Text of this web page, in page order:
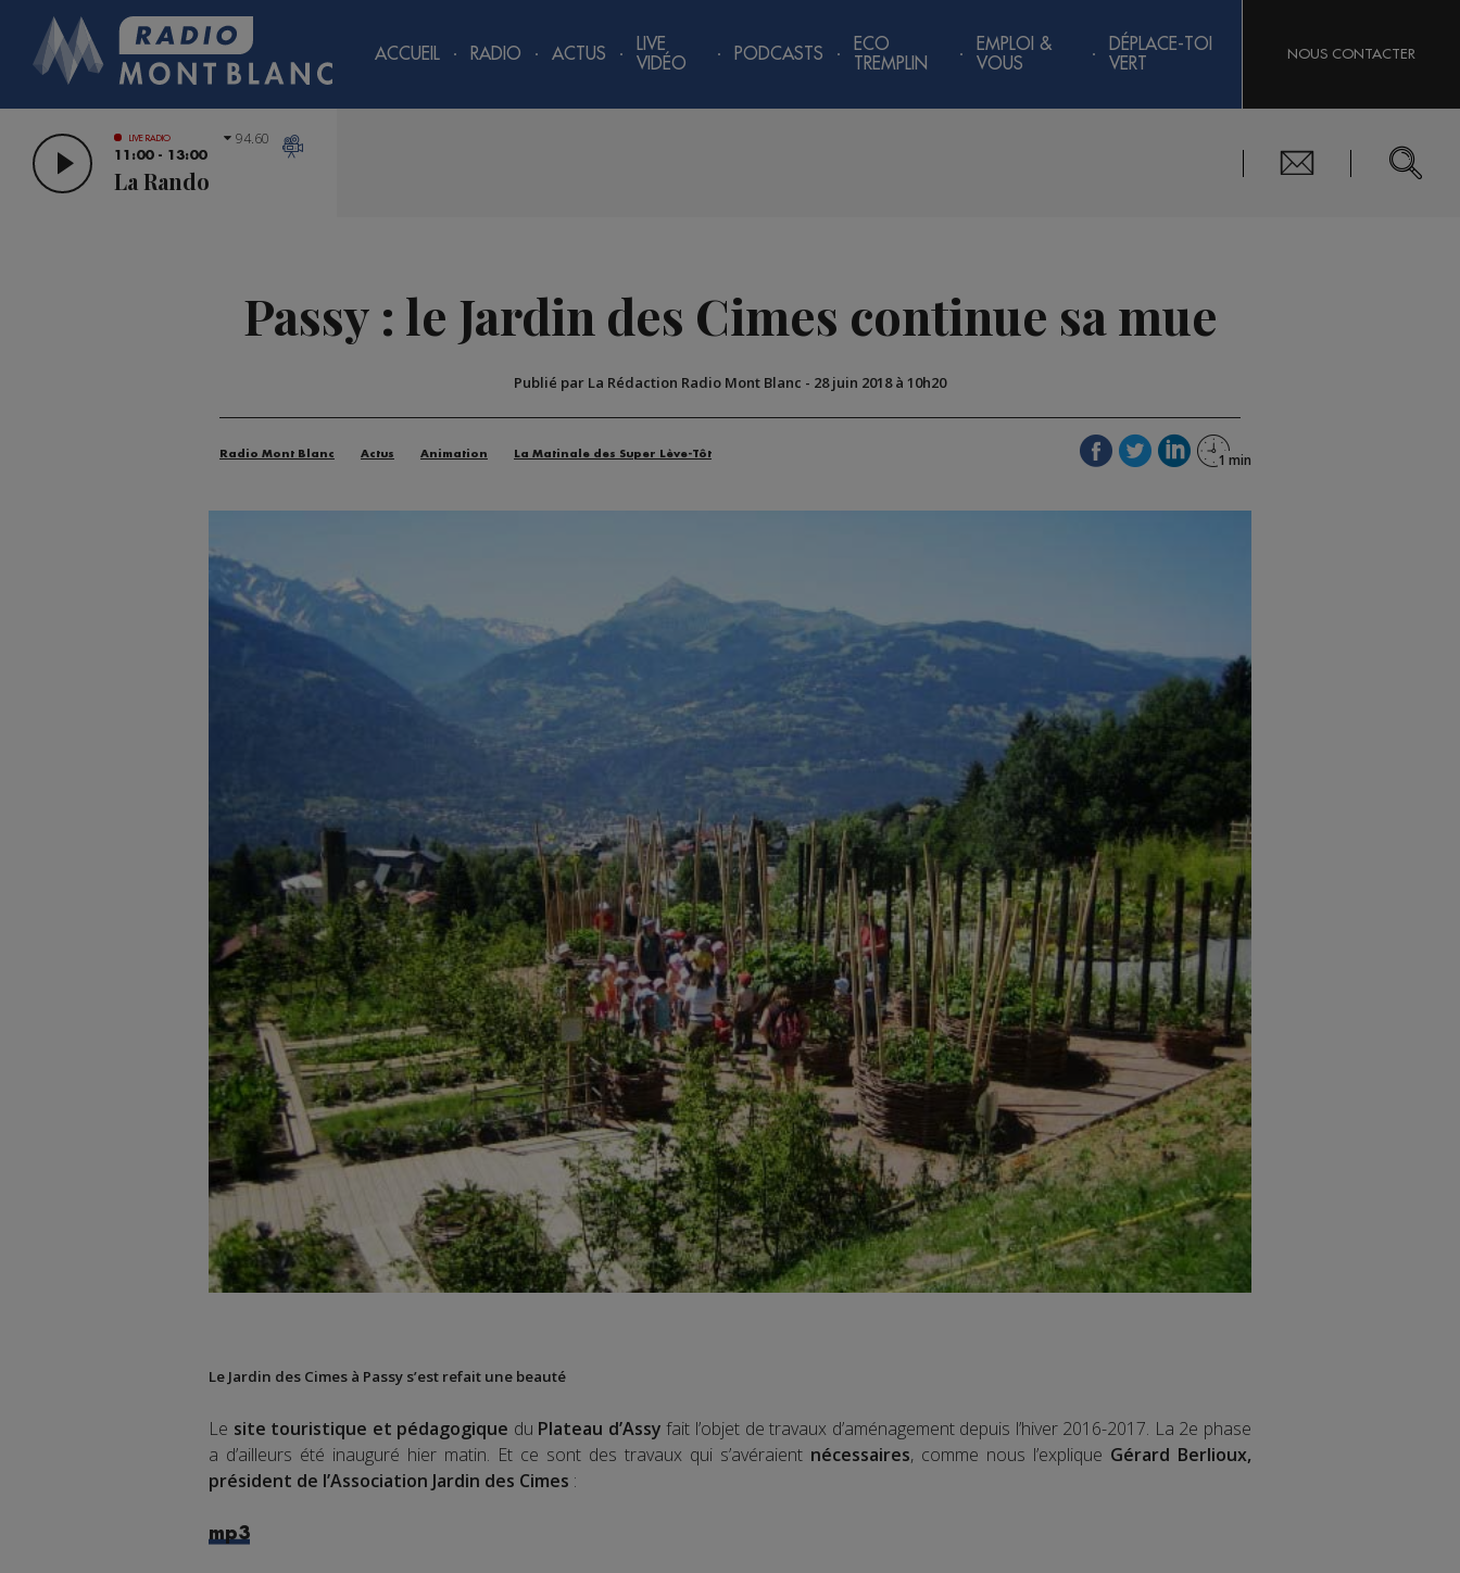
ACCUEIL RADIO ACTUS
LIVE
VIDÉO
PODCASTS
ECO
TREMPLIN
EMPLOI &
VOUS
DÉPLACE-TOI
VERT
NOUS CONTACTER
LIVE RADIO
11:00 - 13:00
La Rando
94.60
Passy : le Jardin des Cimes continue sa mue
Publié par La Rédaction Radio Mont Blanc - 28 juin 2018 à 10h20
Radio Mont Blanc Actus Animation La Matinale des Super Lève-Tôt
Le Jardin des Cimes à Passy s’est refait une beauté
Le site touristique et pédagogique du Plateau d’Assy fait l’objet de travaux d’aménagement depuis l’hiver 2016-2017. La 2e phase
a d’ailleurs été inauguré hier matin. Et ce sont des travaux qui s’avéraient nécessaires, comme nous l’explique Gérard Berlioux,
président de l’Association Jardin des Cimes :
mp3